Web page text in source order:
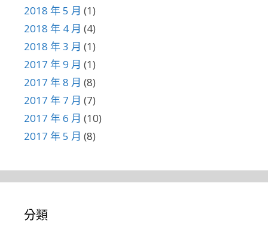
2018 年 5 月 (1)
2018 年 4 月 (4)
2018 年 3 月 (1)
2017 年 9 月 (1)
2017 年 8 月 (8)
2017 年 7 月 (7)
2017 年 6 月 (10)
2017 年 5 月 (8)
分類